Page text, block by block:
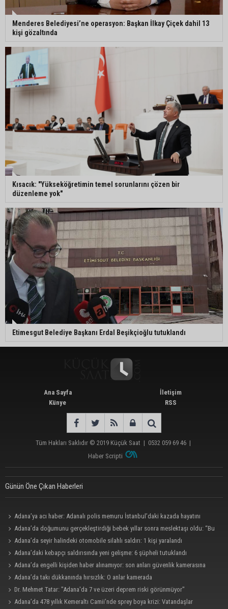
Menderes Belediyesi’ne operasyon: Başkan İlkay Çiçek dahil 13
kişi gözaltında
Kısacık: "Yükseköğretimin temel sorunlarını çözen bir
düzenleme yok"
Etimesgut Belediye Başkanı Erdal Beşikçioğlu tutuklandı
Ana Sayfa
Künye
İletişim
RSS
Tüm Hakları Saklıdır © 2019 Küçük Saat | 0532 059 69 46 |
Haber Scripti
Günün Öne Çıkan Haberleri
Adana’ya acı haber: Adanalı polis memuru İstanbul’daki kazada hayatını
kaybetti
Adana’da doğumunu gerçekleştirdiği bebek yıllar sonra meslektaşı oldu: “Bu
çok gurur verici”
Adana’da seyir halindeki otomobile silahlı saldırı: 1 kişi yaralandı
Adana’daki kebapçı saldırısında yeni gelişme: 6 şüpheli tutuklandı
Adana’da engelli kişiden haber alınamıyor: son anları güvenlik kamerasına
yansıdı.
Adana’da takı dükkanında hırsızlık: O anlar kamerada
Dr. Mehmet Tatar: "Adana'da 7 ve üzeri deprem riski görünmüyor"
Adana’da 478 yıllık Kemeraltı Camii’nde sprey boya krizi: Vatandaşlar